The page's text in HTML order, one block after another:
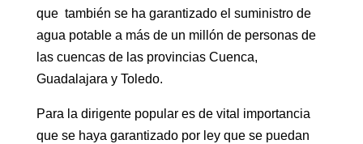
que también se ha garantizado el suministro de
agua potable a más de un millón de personas de
las cuencas de las provincias Cuenca,
Guadalajara y Toledo.
Para la dirigente popular es de vital importancia
que se haya garantizado por ley que se puedan